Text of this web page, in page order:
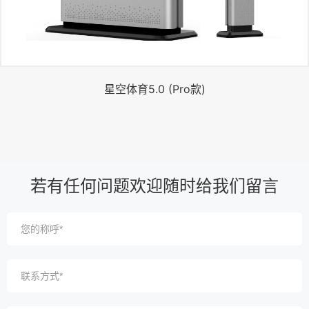
星空体育5.0 (Pro款)
若有任何问题欢迎随时给我们留言